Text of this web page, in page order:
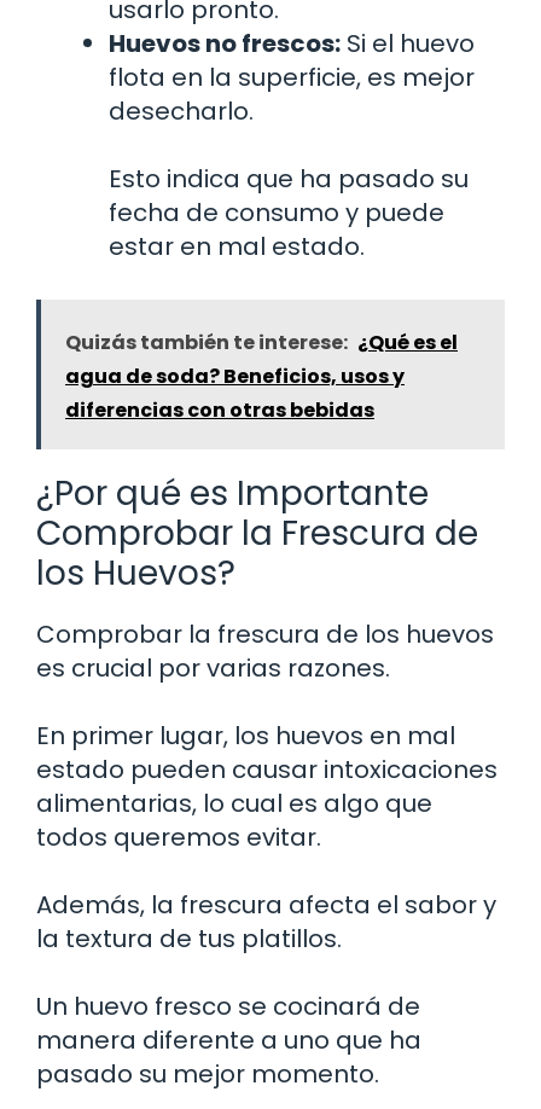
usarlo pronto.
Huevos no frescos: Si el huevo
flota en la superficie, es mejor
desecharlo.
Esto indica que ha pasado su
fecha de consumo y puede
estar en mal estado.
Quizás también te interese: ¿Qué es el
agua de soda? Beneficios, usos y
diferencias con otras bebidas
¿Por qué es Importante
Comprobar la Frescura de
los Huevos?
Comprobar la frescura de los huevos
es crucial por varias razones.
En primer lugar, los huevos en mal
estado pueden causar intoxicaciones
alimentarias, lo cual es algo que
todos queremos evitar.
Además, la frescura afecta el sabor y
la textura de tus platillos.
Un huevo fresco se cocinará de
manera diferente a uno que ha
pasado su mejor momento.